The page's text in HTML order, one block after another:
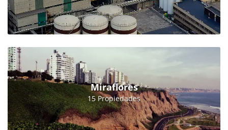
Miraflores
15 Propiedades